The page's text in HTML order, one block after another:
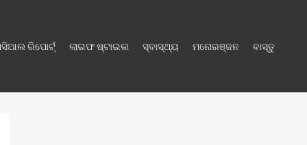
ରିପୋର୍ଟ୍ ଲାଇଫ ଷ୍ଟାଇଲ ସ୍ବାସ୍ଥ୍ୟ ମନୋରଞ୍ଜନ ବାସ୍ତୁ